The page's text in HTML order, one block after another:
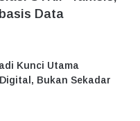
Data
Kunci Utama
Bukan Sekadar